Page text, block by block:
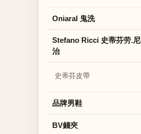
Oniaral 鬼洗
Stefano Ricci 史蒂芬劳.尼
治
史蒂芬皮帶
品牌男鞋
BV錢夾